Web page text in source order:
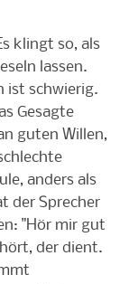
klingt so, als
lassen.
ist schwierig.
Gesagte
guten Willen,
anders als
der Sprecher
"Hör mir gut
der dient.